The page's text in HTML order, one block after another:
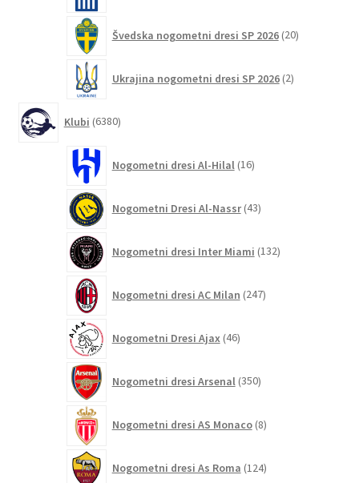
Švedska nogometni dresi SP 2026 20izdelkov
Ukrajina nogometni dresi SP 2026 2izdelka
Klubi 6380izdelkov
Nogometni dresi Al-Hilal 16izdelkov
Nogometni Dresi Al-Nassr 43izdelkov
Nogometni dresi Inter Miami 132izdelkov
Nogometni dresi AC Milan 247izdelkov
Nogometni Dresi Ajax 46izdelkov
Nogometni dresi Arsenal 350izdelkov
Nogometni dresi AS Monaco 8izdelkov
Nogometni dresi As Roma 124izdelkov